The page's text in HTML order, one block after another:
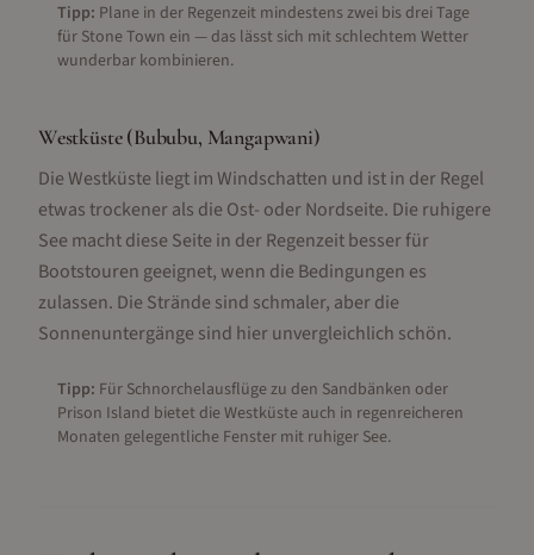
Tipp: Plane in der Regenzeit mindestens zwei bis drei Tage
für Stone Town ein — das lässt sich mit schlechtem Wetter
wunderbar kombinieren.
Westküste (Bububu, Mangapwani)
Die Westküste liegt im Windschatten und ist in der Regel
etwas trockener als die Ost- oder Nordseite. Die ruhigere
See macht diese Seite in der Regenzeit besser für
Bootstouren geeignet, wenn die Bedingungen es
zulassen. Die Strände sind schmaler, aber die
Sonnenuntergänge sind hier unvergleichlich schön.
Tipp: Für Schnorchelausflüge zu den Sandbänken oder
Prison Island bietet die Westküste auch in regenreicheren
Monaten gelegentliche Fenster mit ruhiger See.